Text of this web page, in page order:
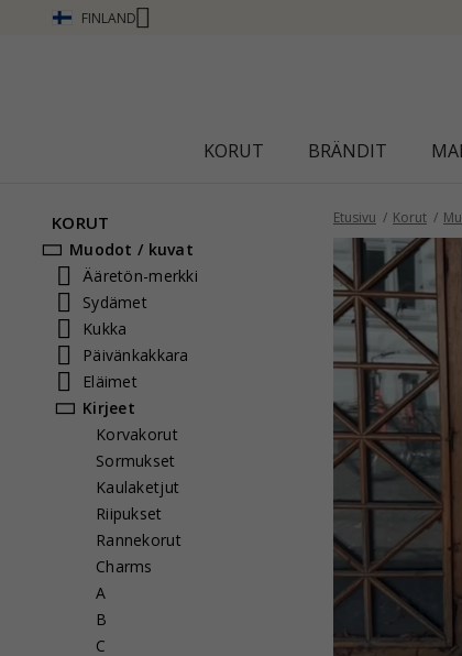
FINLAND
KORUT BRÄNDIT
KORUT
Muodot / kuvat
Ääretön-merkki
Sydämet
Kukka
Päivänkakkara
Eläimet
Kirjeet
Korvakorut
Sormukset
Kaulaketjut
Riipukset
Rannekorut
Charms
A
B
C
Etusivu Korut